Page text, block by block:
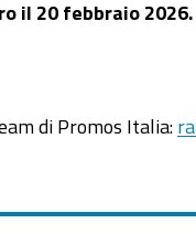
il 20 febbraio 2026.
di Promos Italia: